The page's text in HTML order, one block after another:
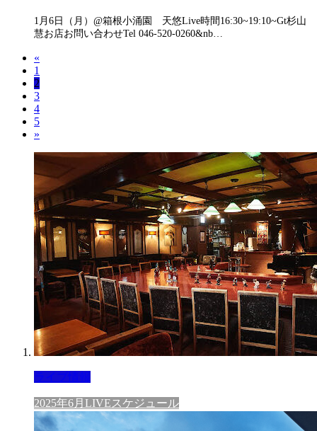
1月6日（月）@箱根小涌園 天悠Live時間16:30~19:10~Gt杉山
慧お店お問い合わせTel 046-520-0260&nb…
«
1
2
3
4
5
»
ライブ情報
2025年6月LIVEスケジュール